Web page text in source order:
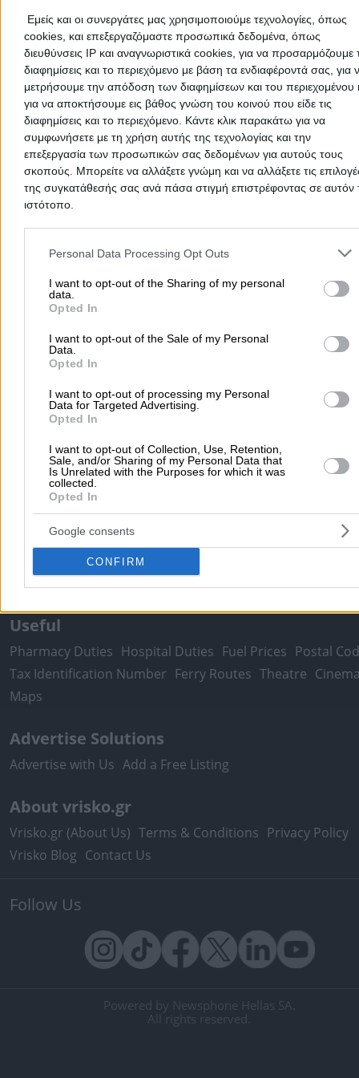
Εμείς και οι συνεργάτες μας χρησιμοποιούμε τεχνολογίες, όπως
cookies, και επεξεργαζόμαστε προσωπικά δεδομένα, όπως
διευθύνσεις IP και αναγνωριστικά cookies, για να προσαρμόζουμε
διαφημίσεις και το περιεχόμενο με βάση τα ενδιαφέροντά σας, για
μετρήσουμε την απόδοση των διαφημίσεων και του περιεχομένου
για να αποκτήσουμε εις βάθος γνώση του κοινού που είδε τις
διαφημίσεις και το περιεχόμενο. Κάντε κλικ παρακάτω για να
συμφωνήσετε με τη χρήση αυτής της τεχνολογίας και την
επεξεργασία των προσωπικών σας δεδομένων για αυτούς τους
σκοπούς. Μπορείτε να αλλάξετε γνώμη και να αλλάξετε τις
της συγκατάθεσής σας ανά πάσα στιγμή επιστρέφοντας σε αυτόν
ιστότοπο.
Please note that this website/app uses one or more Google
and may gather and store information including but not limited to
to Google and its third-party tags to use your data for below
purposes in below Google consent section.
Personal Data Processing Opt Outs
I want to opt-out of the Sharing of my personal
data.
Opted In
I want to opt-out of the Sale of my Personal
Data.
Opted In
I want to opt-out of processing my Personal
Data for Targeted Advertising.
Opted In
I want to opt-out of Collection, Use, Retention,
Sale, and/or Sharing of my Personal Data that
Is Unrelated with the Purposes for which it was
collected.
Opted In
Google consents
CONFIRM
I agree with theΤerms and Conditionsand the Privacy Policy
Cancel
This professional has not received any reviews yet. Be the
first to share your experience and help other users
right choice!
Submit review
Prefectures > VIANEX AE
Moving Services Locksmiths Psychologists
Nursery
Dentists
more >>
Local Search
Athens Thessaloniki Patra Larissa Iraklio Ioannina
Peristeri Kavala Tripoli
more >>
Useful
Pharmacy Duties Hospital Duties Fuel Prices Postal
Tax Identification Number Ferry Routes Theatre
Maps
Advertise Solutions
Advertise with Us Add a Free Listing
About vrisko.gr
Vrisko.gr (About Us) Terms & Conditions Privacy Policy
Vrisko Blog Contact Us
Follow Us
Powered by Newsphone Hellas SA.
All rights reserved.